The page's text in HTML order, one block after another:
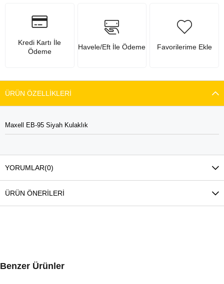
Kredi Kartı İle
Ödeme
Havele/Eft İle Ödeme Favorilerime Ekle
ÜRÜN ÖZELLIKLERI
Maxell EB-95 Siyah Kulaklık
YORUMLAR(0)
ÜRÜN ÖNERILERI
Benzer Ürünler